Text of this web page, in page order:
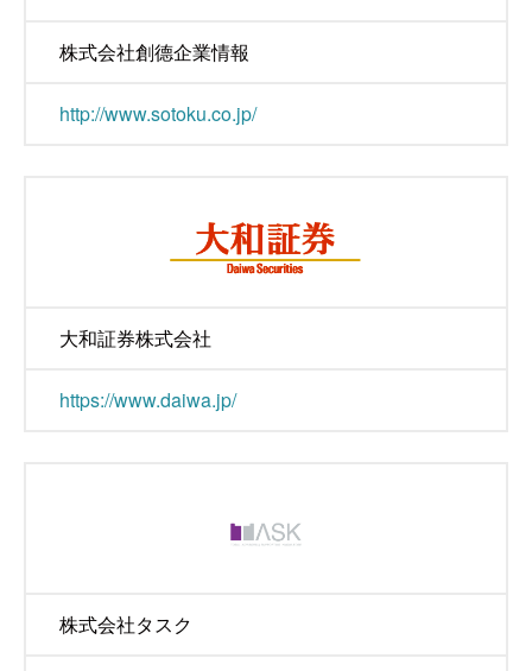
株式会社創德企業情報
http://www.sotoku.co.jp/
大和証券株式会社
https://www.daiwa.jp/
株式会社タスク